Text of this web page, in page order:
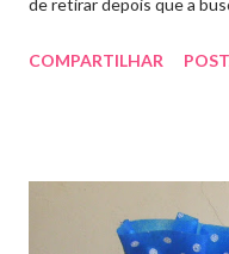
para baixar o arquivo que
COMPARTILHAR